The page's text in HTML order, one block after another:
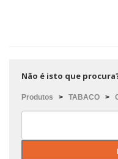
Não é isto que
Produtos > TABACO >